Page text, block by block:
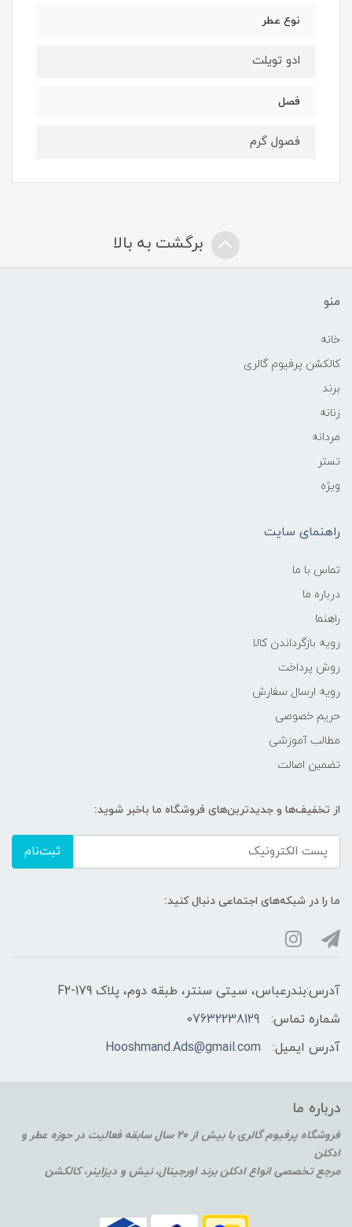
نوع عطر
ادو تویلت
فصل
فصول گرم
برگشت به بالا
منو
خانه
کالکشن پرفیوم گالری
برند
زنانه
مردانه
تستر
ویژه
راهنمای سایت
تماس با ما
درباره ما
راهنما
رویه‌ بازگرداندن کالا
روش پرداخت
رویه ارسال سفارش
حریم خصوصی
مطالب آموزشی
تضمین اصالت
از تخفیف‌ها و جدیدترین‌های فروشگاه ما باخبر شوید:
ثبت‌نام
ما را در شبکه‌های اجتماعی دنبال کنید:
آدرس:بندرعباس، سیتی سنتر، طبقه دوم، پلاک F2-179
شماره تماس:
07632238129
آدرس ایمیل:
Hooshmand.Ads@gmail.com
درباره ما
فروشگاه پرفیوم گالری با بیش از 20 سال سابقه فعالیت در حوزه عطر و
ادکلن
مرجع تخصصی انواع ادکلن برند اورجینال، نیش و دیزاینر، کالکشن